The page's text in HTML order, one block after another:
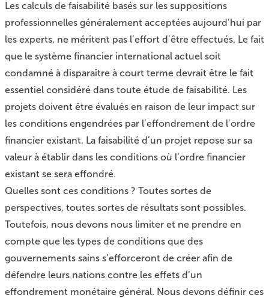
Les calculs de faisabilité basés sur les suppositions
professionnelles généralement acceptées aujourd’hui par
les experts, ne méritent pas l’effort d’être effectués. Le fait
que le système financier international actuel soit
condamné à disparaître à court terme devrait être le fait
essentiel considéré dans toute étude de faisabilité. Les
projets doivent être évalués en raison de leur impact sur
les conditions engendrées par l’effondrement de l’ordre
financier existant. La faisabilité d’un projet repose sur sa
valeur à établir dans les conditions où l’ordre financier
existant se sera effondré.
Quelles sont ces conditions ? Toutes sortes de
perspectives, toutes sortes de résultats sont possibles.
Toutefois, nous devons nous limiter et ne prendre en
compte que les types de conditions que des
gouvernements sains s’efforceront de créer afin de
défendre leurs nations contre les effets d’un
effondrement monétaire général. Nous devons définir ces